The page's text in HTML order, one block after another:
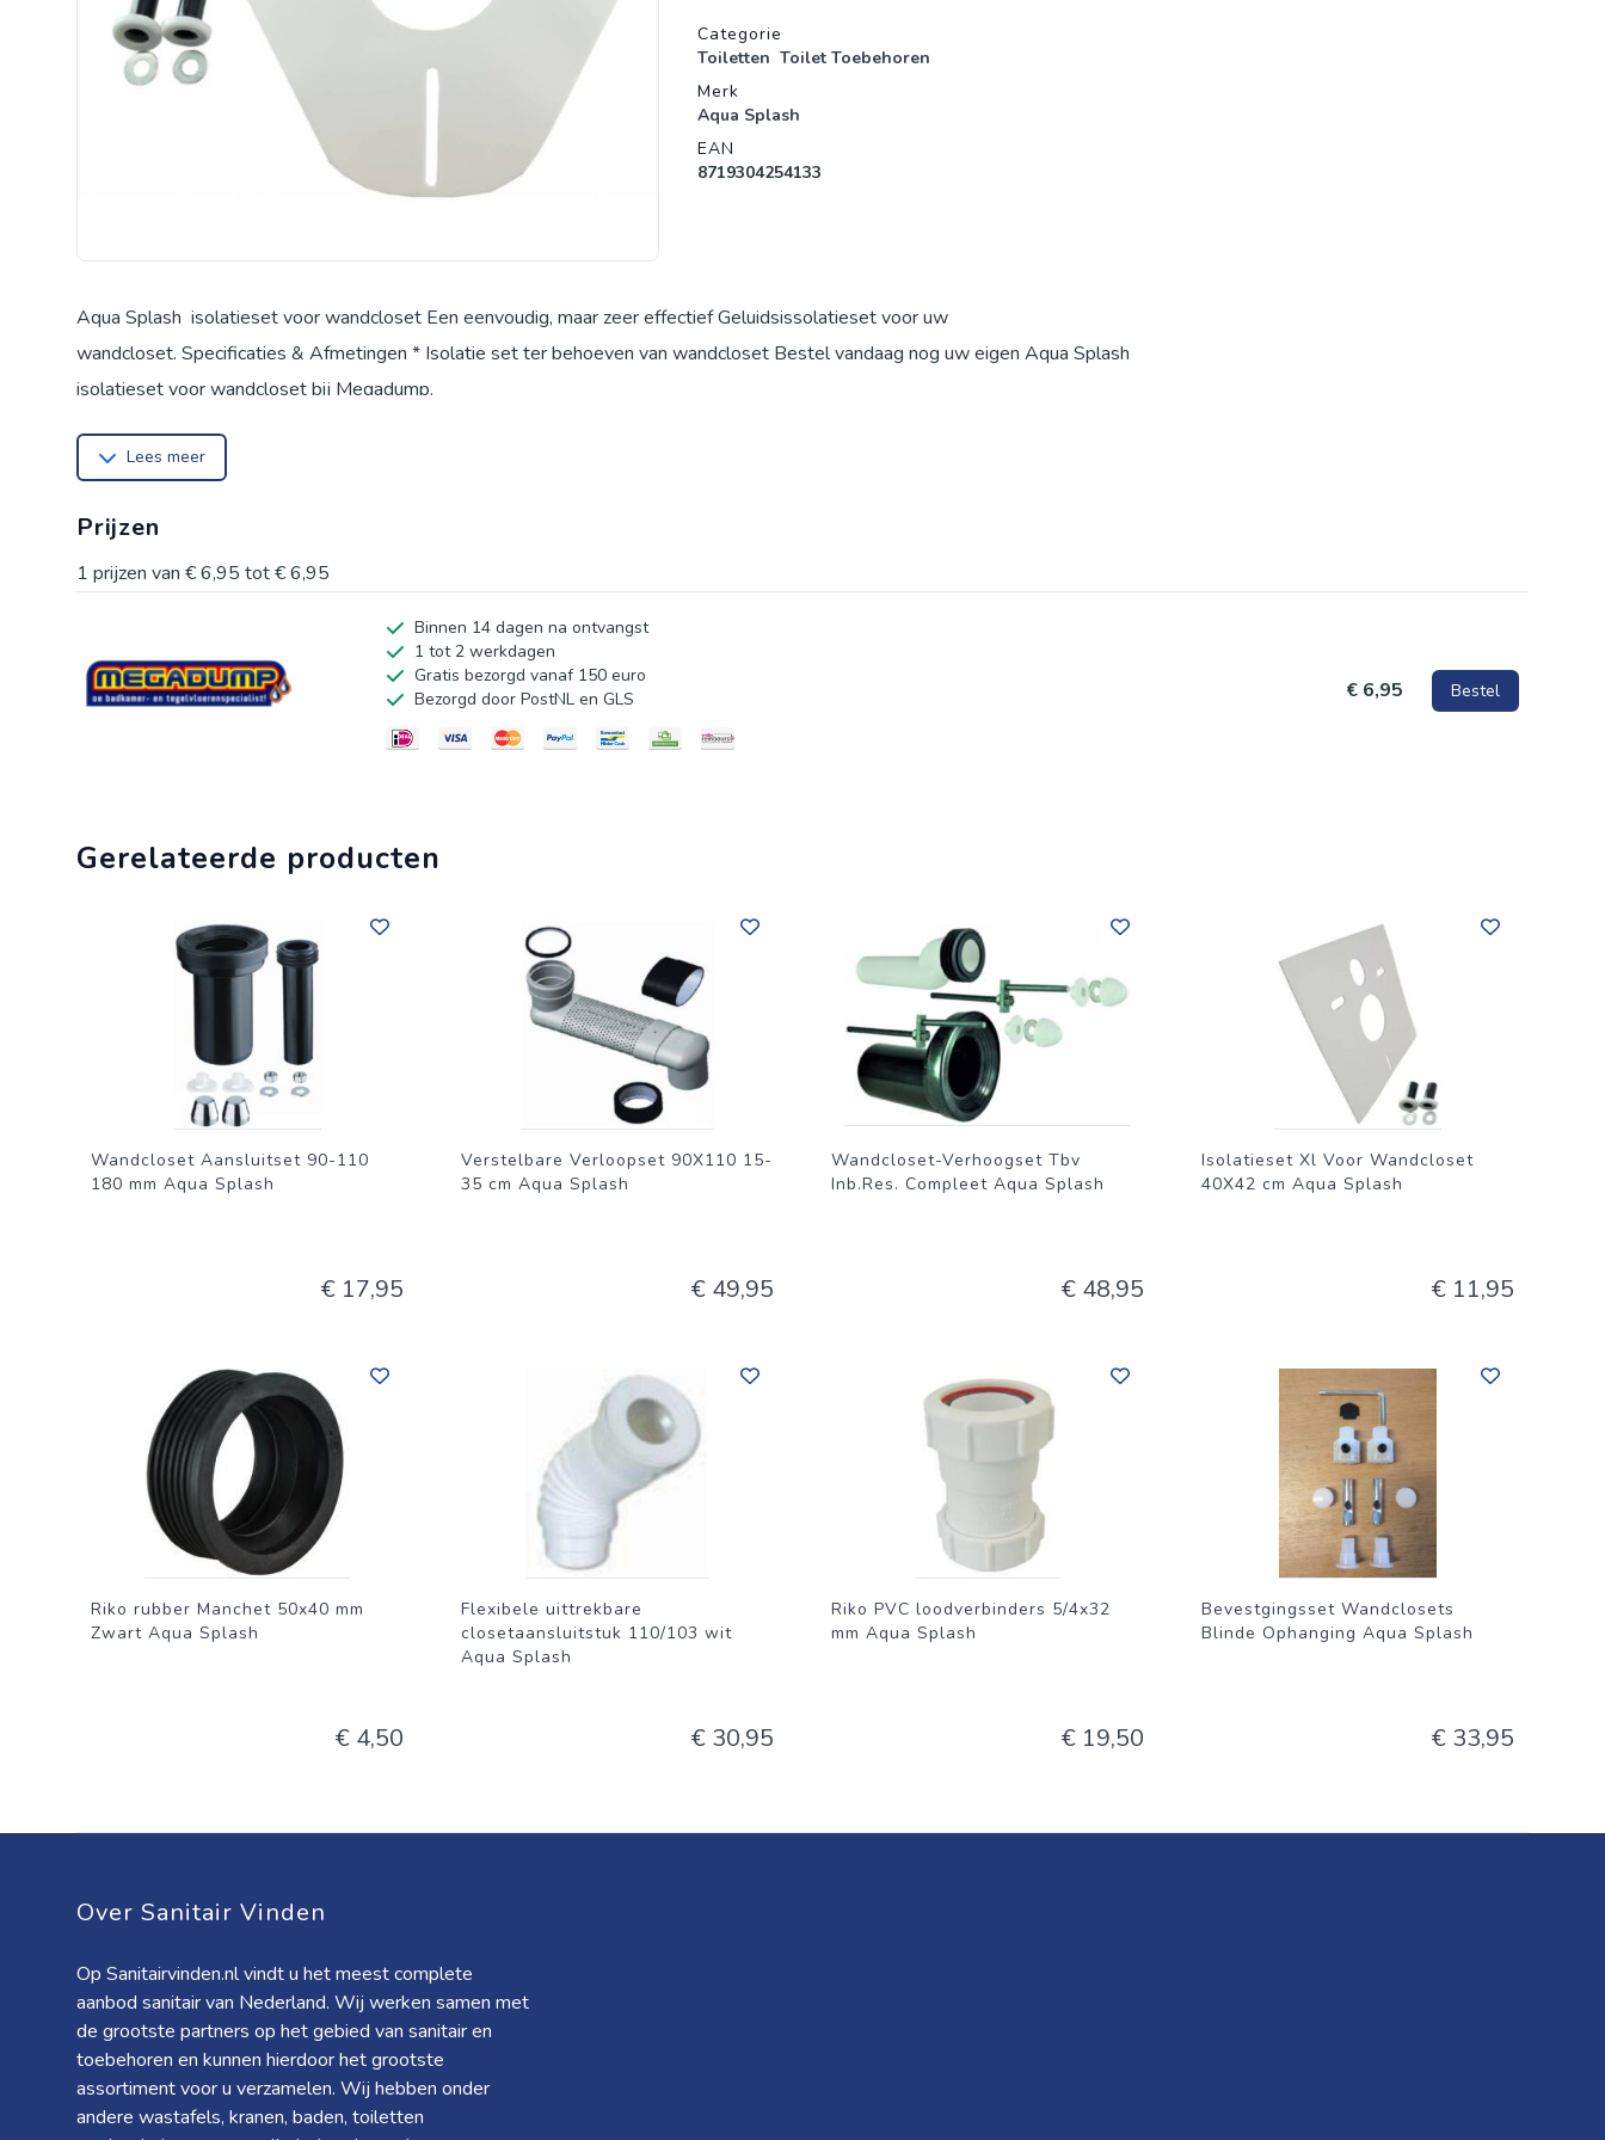
Productgegevens
Categorie
Toiletten Toilet Toebehoren
Merk
Aqua Splash
EAN
8719304254133
Aqua Splash isolatieset voor wandcloset Een eenvoudig, maar zeer effectief Geluidsissolatieset voor uw
wandcloset. Specificaties & Afmetingen * Isolatie set ter behoeven van wandcloset Bestel vandaag nog uw eigen Aqua Splash
isolatieset voor wandcloset bij Megadump.
Lees meer
Prijzen
1 prijzen van € 6,95 tot€ 6,95
Binnen 14 dagen na ontvangst
1 tot 2 werkdagen
Gratis bezorgd vanaf 150 euro
Bezorgd door PostNL en GLS
€ 6,95 Bestel
Gerelateerde producten
Wandcloset Aansluitset 90-110
180 mm Aqua Splash
€ 17,95
Verstelbare Verloopset 90X110 15-
35 cm Aqua Splash
€ 49,95
Wandcloset-Verhoogset Tbv
Inb.Res. Compleet Aqua Splash
€ 48,95
Isolatieset Xl Voor Wandcloset
40X42 cm Aqua Splash
€ 11,95
Riko rubber Manchet 50x40 mm
Zwart Aqua Splash
€ 4,50
Flexibele uittrekbare
closetaansluitstuk 110/103 wit
Aqua Splash
€ 30,95
Riko PVC loodverbinders 5/4x32
mm Aqua Splash
€ 19,50
Bevestgingsset Wandclosets
Blinde Ophanging Aqua Splash
€ 33,95
Over Sanitair Vinden
Op Sanitairvinden.nl vindt u het meest complete
aanbod sanitair van Nederland. Wij werken samen met
de grootste partners op het gebied van sanitair en
toebehoren en kunnen hierdoor het grootste
assortiment voor u verzamelen. Wij hebben onder
andere wastafels, kranen, baden, toiletten